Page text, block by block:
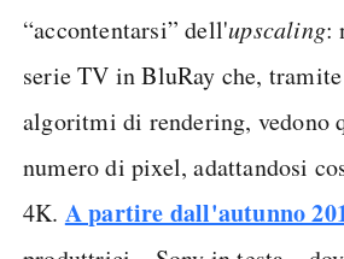
“accontentarsi” dell'upscaling:
serie TV in BluRay che,
algoritmi di rendering, vedono
numero di pixel, adattandosi
4K. A partire dall'autunno